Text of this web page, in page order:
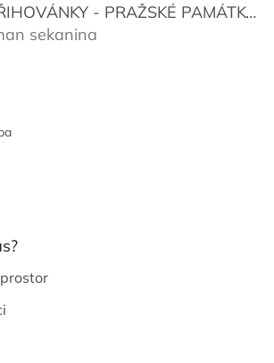
p
i
VYSTŘIHOVÁNKY - PRAŽSKÉ PAMÁTKY
produktu je 5 z 5 hvězdiček.
sekanina